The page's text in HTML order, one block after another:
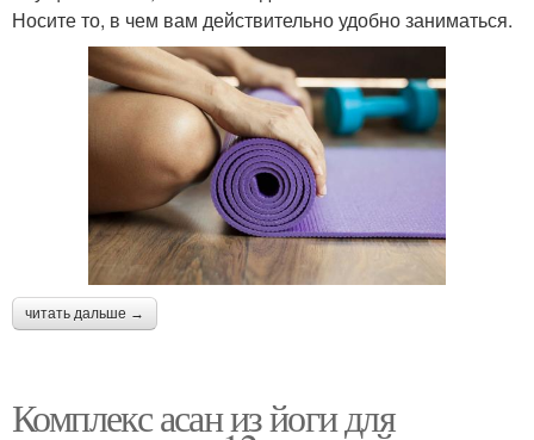
Носите то, в чем вам действительно удобно заниматься.
читать дальше →
Комплекс асан из йоги для